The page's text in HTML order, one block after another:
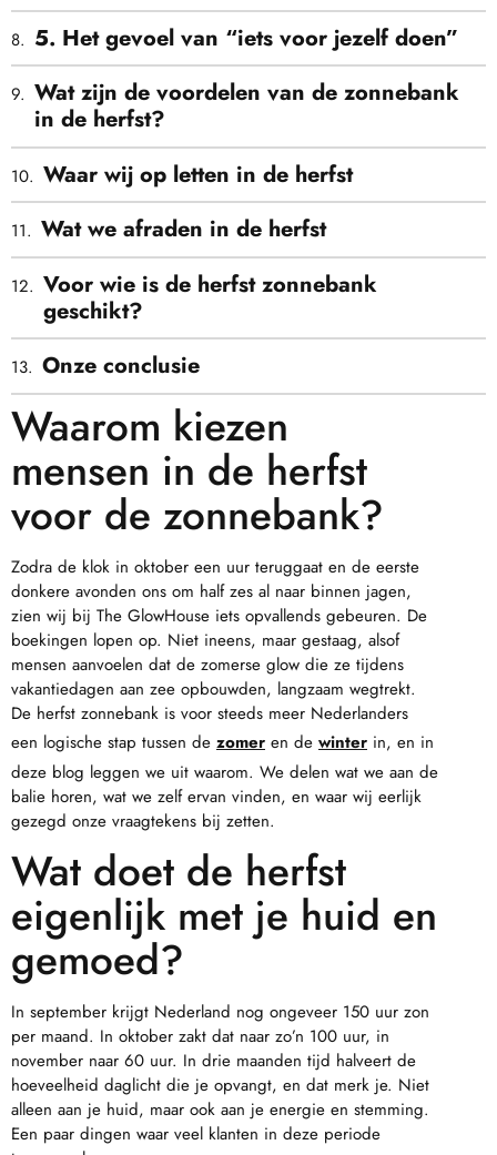
5. Het gevoel van “iets voor jezelf doen”
Wat zijn de voordelen van de zonnebank
in de herfst?
Waar wij op letten in de herfst
Wat we afraden in de herfst
Voor wie is de herfst zonnebank
geschikt?
Onze conclusie
Waarom kiezen
mensen in de herfst
voor de zonnebank?
Zodra de klok in oktober een uur teruggaat en de eerste
donkere avonden ons om half zes al naar binnen jagen,
zien wij bij The GlowHouse iets opvallends gebeuren. De
boekingen lopen op. Niet ineens, maar gestaag, alsof
mensen aanvoelen dat de zomerse glow die ze tijdens
vakantiedagen aan zee opbouwden, langzaam wegtrekt.
De herfst zonnebank is voor steeds meer Nederlanders
een logische stap tussen de zomer en de winter in, en in
deze blog leggen we uit waarom. We delen wat we aan de
balie horen, wat we zelf ervan vinden, en waar wij eerlijk
gezegd onze vraagtekens bij zetten.
Wat doet de herfst
eigenlijk met je huid en
gemoed?
In september krijgt Nederland nog ongeveer 150 uur zon
per maand. In oktober zakt dat naar zo’n 100 uur, in
november naar 60 uur. In drie maanden tijd halveert de
hoeveelheid daglicht die je opvangt, en dat merk je. Niet
alleen aan je huid, maar ook aan je energie en stemming.
Een paar dingen waar veel klanten in deze periode